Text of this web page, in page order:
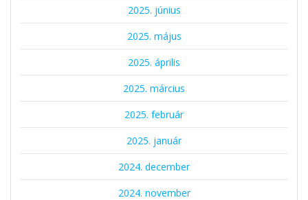
2025. június
2025. május
2025. április
2025. március
2025. február
2025. január
2024. december
2024. november